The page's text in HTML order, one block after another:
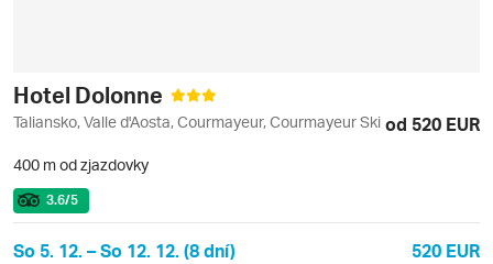
Hotel Dolonne
Taliansko, Valle d'Aosta, Courmayeur, Courmayeur Ski od 520 EUR
400 m od zjazdovky
3.6/5
So 5. 12. – So 12. 12. (8 dní) 520 EUR